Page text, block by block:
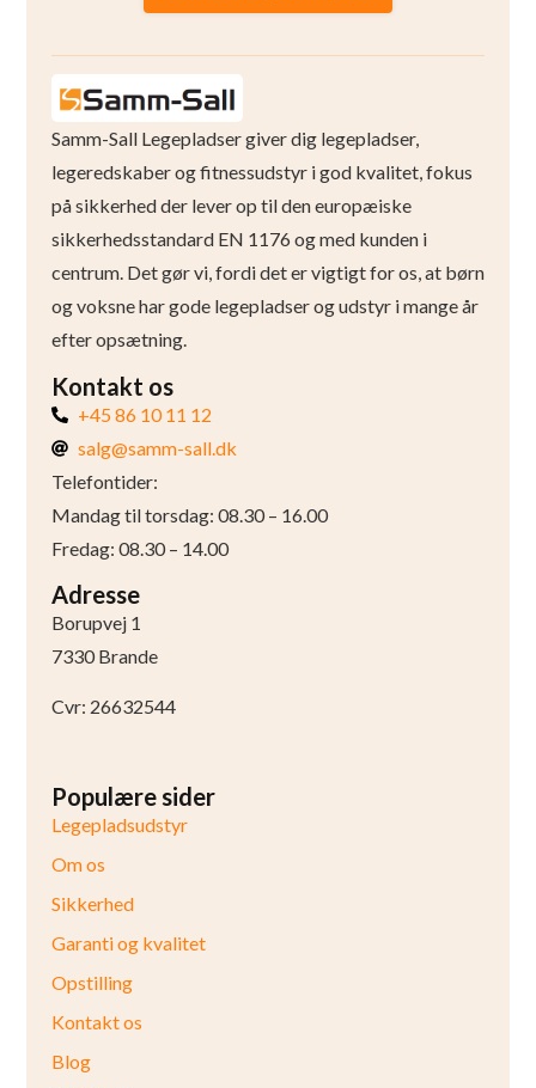
Samm-Sall Legepladser giver dig legepladser,
legeredskaber og fitnessudstyr i god kvalitet, fokus
på sikkerhed der lever op til den europæiske
sikkerhedsstandard EN 1176 og med kunden i
centrum. Det gør vi, fordi det er vigtigt for os, at børn
og voksne har gode legepladser og udstyr i mange år
efter opsætning.
Kontakt os
+45 86 10 11 12
salg@samm-sall.dk
Telefontider:
Mandag til torsdag: 08.30 – 16.00
Fredag: 08.30 – 14.00
Adresse
Borupvej 1
7330 Brande
Cvr: 26632544
Populære sider
Legepladsudstyr
Om os
Sikkerhed
Garanti og kvalitet
Opstilling
Kontakt os
Blog